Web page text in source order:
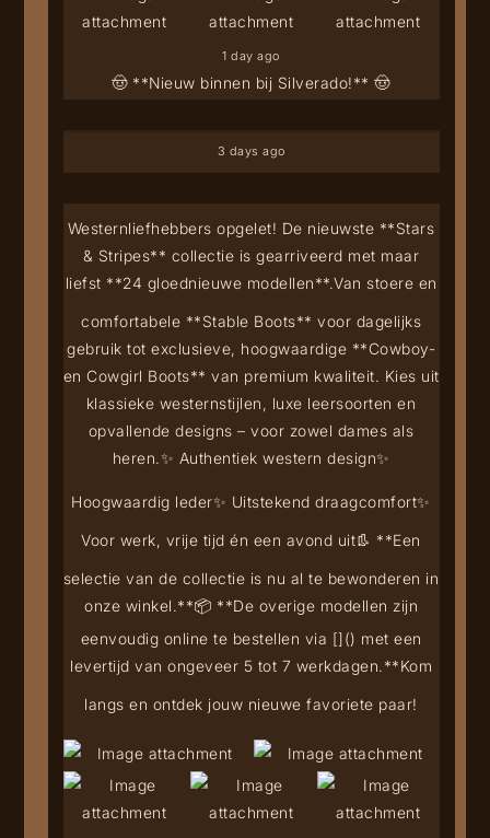
🤠 **Nieuw binnen bij Silverado!** 🤠
1 day ago
3 days ago
Westernliefhebbers opgelet! De nieuwste **Stars
& Stripes** collectie is gearriveerd met maar
liefst **24 gloednieuwe modellen**.Van stoere en
comfortabele **Stable Boots** voor dagelijks
gebruik tot exclusieve, hoogwaardige **Cowboy-
en Cowgirl Boots** van premium kwaliteit. Kies uit
klassieke westernstijlen, luxe leersoorten en
opvallende designs – voor zowel dames als
heren.✨ Authentiek western design✨
Hoogwaardig leder✨ Uitstekend draagcomfort✨
Voor werk, vrije tijd én een avond uit👢 **Een
selectie van de collectie is nu al te bewonderen in
onze winkel.**📦 **De overige modellen zijn
eenvoudig online te bestellen via []() met een
levertijd van ongeveer 5 tot 7 werkdagen.**Kom
langs en ontdek jouw nieuwe favoriete paar!